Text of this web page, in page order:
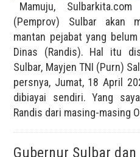
Mamuju,
(Pemprov) Sulbar akan
mantan pejabat yang
Dinas (Randis). Hal itu
Sulbar, Mayjen TNI (Purn)
persnya, Jumat, 18 April
dibiayai sendiri. Yang
Randis dari masing-masing
Gubernur Sulbar